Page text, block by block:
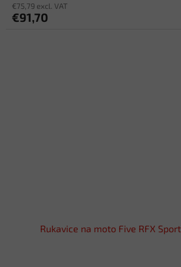
€75,79 excl. VAT
€91,70
Rukavice na moto Five RFX